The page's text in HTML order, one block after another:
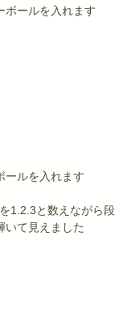
ボールを入れます
ールを入れます
1.2.3と数えながら
いて見えました